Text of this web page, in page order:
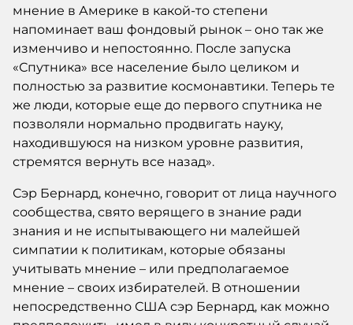
мнение в Америке в какой-то степени
напоминает ваш фондовый рынок – оно так же
изменчиво и непостоянно. После запуска
«Спутника» все население было целиком и
полностью за развитие космонавтики. Теперь те
же люди, которые еще до первого спутника не
позволяли нормально продвигать науку,
находившуюся на низком уровне развития,
стремятся вернуть все назад».
Сэр Бернард, конечно, говорит от лица научного
сообщества, свято верящего в знание ради
знания и не испытывающего ни малейшей
симпатии к политикам, которые обязаны
учитывать мнение – или предполагаемое
мнение – своих избирателей. В отношении
непосредственно США сэр Бернард, как можно